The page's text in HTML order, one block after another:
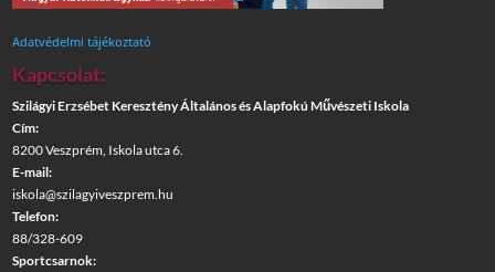
Adatvédelmi tájékoztató
Kapcsolat:
Szilágyi Erzsébet Keresztény Általános és Alapfokú Művészeti Iskola
Cím:
8200 Veszprém, Iskola utca 6.
E-mail:
iskola@szilagyiveszprem.hu
Telefon:
88/328-609
Sportcsarnok: